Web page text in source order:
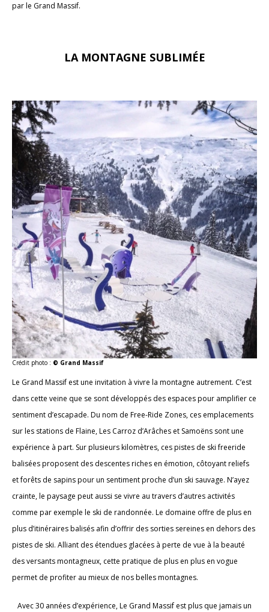
par le Grand Massif.
LA MONTAGNE SUBLIMÉE
Crédit photo : © Grand Massif
Le Grand Massif est une invitation à vivre la montagne autrement. C’est
dans cette veine que se sont développés des espaces pour amplifier ce
sentiment d’escapade. Du nom de Free-Ride Zones, ces emplacements
sur les stations de Flaine, Les Carroz d’Arâches et Samoëns sont une
expérience à part. Sur plusieurs kilomètres, ces pistes de ski freeride
balisées proposent des descentes riches en émotion, côtoyant reliefs
et forêts de sapins pour un sentiment proche d’un ski sauvage. N’ayez
crainte, le paysage peut aussi se vivre au travers d’autres activités
comme par exemple le ski de randonnée. Le domaine offre de plus en
plus d’itinéraires balisés afin d’offrir des sorties sereines en dehors des
pistes de ski. Alliant des étendues glacées à perte de vue à la beauté
des versants montagneux, cette pratique de plus en plus en vogue
permet de profiter au mieux de nos belles montagnes.
Avec 30 années d’expérience, Le Grand Massif est plus que jamais un